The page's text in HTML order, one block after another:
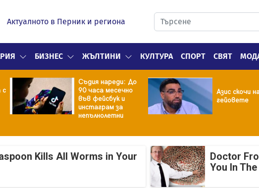
Актуалното в Перник и региона
БИЗНЕС ЖЪЛТИНИ КУЛТУРА СПОРТ СВЯТ
Азис скочи на
гейовете
Башар Рахал
най-
щастие
Kills All Worms in Your
Doctor
You In